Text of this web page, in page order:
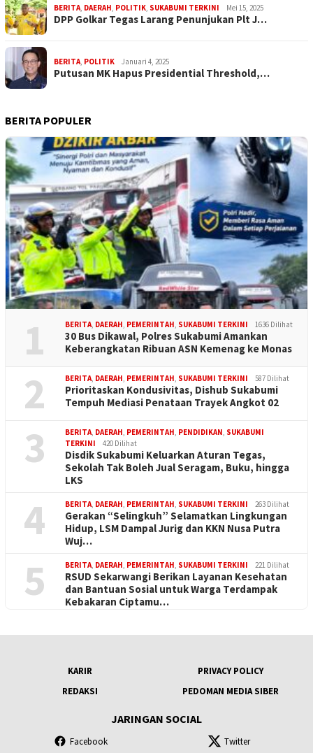
BERITA, DAERAH, POLITIK, SUKABUMI TERKINI Mei 15, 2025
DPP Golkar Tegas Larang Penunjukan Plt J…
BERITA, POLITIK Januari 4, 2025
Putusan MK Hapus Presidential Threshold,…
BERITA POPULER
1 BERITA, DAERAH, PEMERINTAH, SUKABUMI TERKINI 1636 Dilihat
30 Bus Dikawal, Polres Sukabumi Amankan
Keberangkatan Ribuan ASN Kemenag ke Monas
2 BERITA, DAERAH, PEMERINTAH, SUKABUMI TERKINI 587 Dilihat
Prioritaskan Kondusivitas, Dishub Sukabumi
Tempuh Mediasi Penataan Trayek Angkot 02
3 BERITA, DAERAH, PEMERINTAH, PENDIDIKAN, SUKABUMI
TERKINI
420 Dilihat
Disdik Sukabumi Keluarkan Aturan Tegas,
Sekolah Tak Boleh Jual Seragam, Buku, hingga
LKS
4 BERITA, DAERAH, PEMERINTAH, SUKABUMI TERKINI 263 Dilihat
Gerakan “Selingkuh” Selamatkan Lingkungan
Hidup, LSM Dampal Jurig dan KKN Nusa Putra
Wuj…
5 BERITA, DAERAH, PEMERINTAH, SUKABUMI TERKINI 221 Dilihat
RSUD Sekarwangi Berikan Layanan Kesehatan
dan Bantuan Sosial untuk Warga Terdampak
Kebakaran Ciptamu…
KARIR
PRIVACY POLICY
REDAKSI
PEDOMAN MEDIA SIBER
JARINGAN SOCIAL
Facebook Twitter